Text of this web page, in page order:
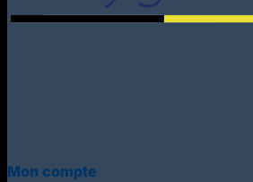
Mon compte